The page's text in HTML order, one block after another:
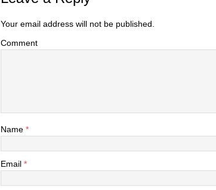
Your email address will not be published.
Comment
Name *
Email *